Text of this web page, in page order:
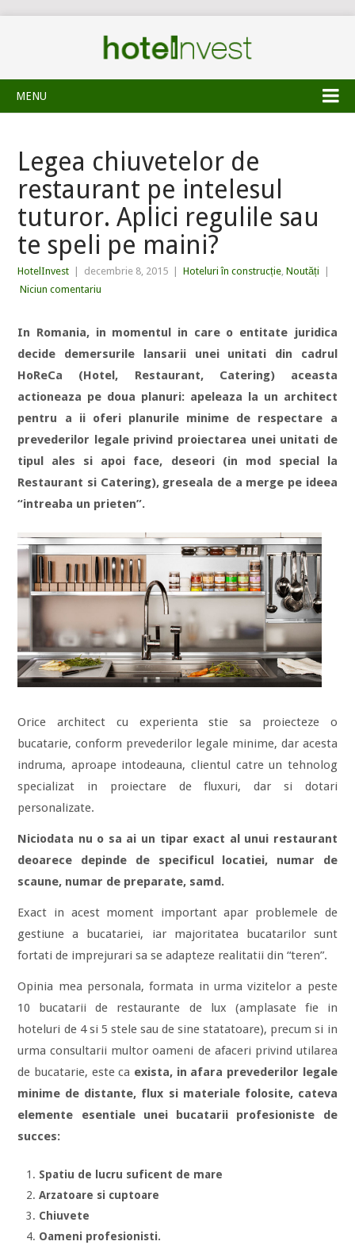
MENU
Legea chiuvetelor de
restaurant pe intelesul
tuturor. Aplici regulile sau
te speli pe maini?
HotelInvest decembrie 8, 2015 Hoteluri în construcție,Noutăți
Niciun comentariu
In Romania, in momentul in care o entitate juridica
decide demersurile lansarii unei unitati din cadrul
HoReCa (Hotel, Restaurant, Catering) aceasta
actioneaza pe doua planuri: apeleaza la un architect
pentru a ii oferi planurile minime de respectare a
prevederilor legale privind proiectarea unei unitati de
tipul ales si apoi face, deseori (in mod special la
Restaurant si Catering), greseala de a merge pe ideea
“intreaba un prieten”.
Orice architect cu experienta stie sa proiecteze o
bucatarie, conform prevederilor legale minime, dar acesta
indruma, aproape intodeauna, clientul catre un tehnolog
specializat in proiectare de fluxuri, dar si dotari
personalizate.
Niciodata nu o sa ai un tipar exact al unui restaurant
deoarece depinde de specificul locatiei, numar de
scaune, numar de preparate, samd.
Exact in acest moment important apar problemele de
gestiune a bucatariei, iar majoritatea bucatarilor sunt
fortati de imprejurari sa se adapteze realitatii din “teren”.
Opinia mea personala, formata in urma vizitelor a peste
10 bucatarii de restaurante de lux (amplasate fie in
hoteluri de 4 si 5 stele sau de sine statatoare), precum si in
urma consultarii multor oameni de afaceri privind utilarea
de bucatarie, este ca exista, in afara prevederilor legale
minime de distante, flux si materiale folosite, cateva
elemente esentiale unei bucatarii profesioniste de
succes:
Spatiu de lucru suficent de mare
Arzatoare si cuptoare
Chiuvete
Oameni profesionisti.